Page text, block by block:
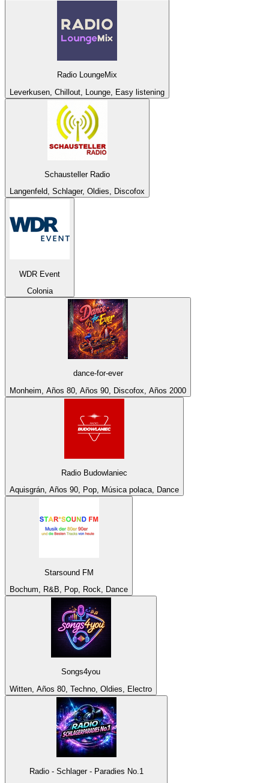
Radio LoungeMix
Leverkusen, Chillout, Lounge, Easy listening
Schausteller Radio
Langenfeld, Schlager, Oldies, Discofox
WDR Event
Colonia
dance-for-ever
Monheim, Años 80, Años 90, Discofox, Años 2000
Radio Budowlaniec
Aquisgrán, Años 90, Pop, Música polaca, Dance
Starsound FM
Bochum, R&B, Pop, Rock, Dance
Songs4you
Witten, Años 80, Techno, Oldies, Electro
Radio - Schlager - Paradies No.1